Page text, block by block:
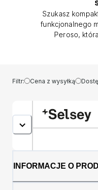
Szukasz
funkcjonalnego
Peroso,
miejsca do
spełni
kanapa jest nie
również
miejsce, w
przyjemnych
cech Peroso
także praktyczne
osób. Idealne
Filtr: Cena z wysyłką
INFORMACJE O